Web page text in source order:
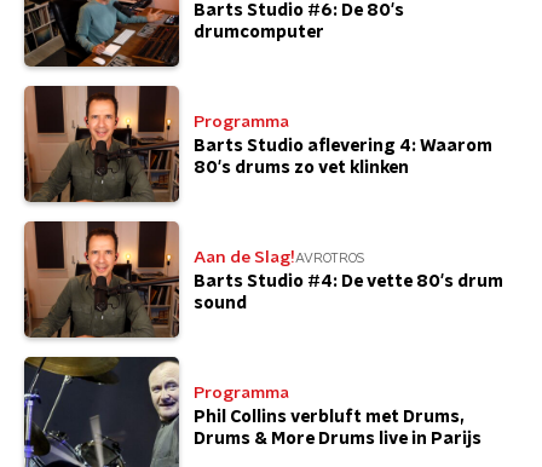
Barts Studio #6: De 80's
drumcomputer
Programma
Barts Studio aflevering 4: Waarom
80's drums zo vet klinken
Aan de Slag!AVROTROS
Barts Studio #4: De vette 80's drum
sound
Programma
Phil Collins verbluft met Drums,
Drums & More Drums live in Parijs